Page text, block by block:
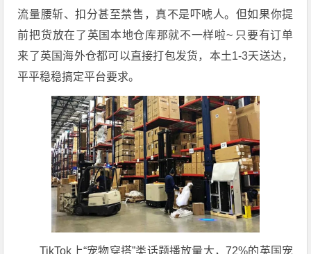
流量腰斩、扣分甚至禁售，真不是吓唬人。但如果你提
前把货放在了英国本地仓库那就不一样啦~ 只要有订单
来了英国海外仓都可以直接打包发货，本土1-3天送达，
平平稳稳搞定平台要求。
TikTok上“宠物穿搭”类话题播放量大，72%的英国宠